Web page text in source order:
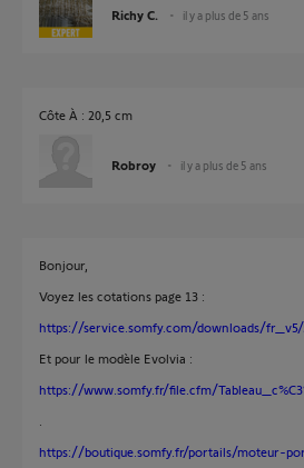
Richy C. il y a plus de 5 ans
Côte À : 20,5 cm
Robroy il y a plus de 5 ans
Bonjour,
Voyez les cotations page 13 :
https://service.somfy.com/downloads/fr_v5/
Et pour le modèle Evolvia :
https://www.somfy.fr/file.cfm/
https://boutique.somfy.fr/portails/moteur-